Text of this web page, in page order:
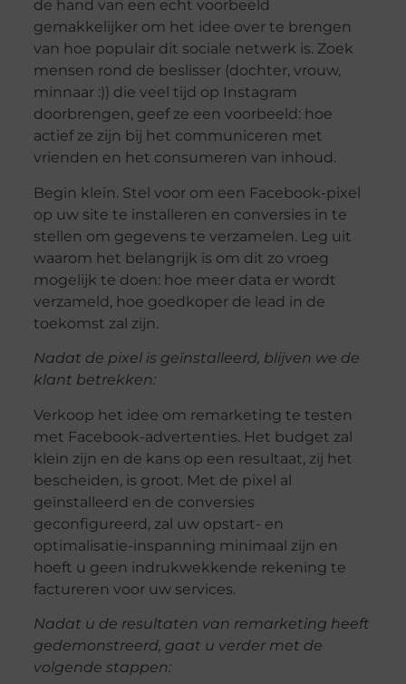
de hand van een echt voorbeeld
gemakkelijker om het idee over te brengen
van hoe populair dit sociale netwerk is. Zoek
mensen rond de beslisser (dochter, vrouw,
minnaar :)) die veel tijd op Instagram
doorbrengen, geef ze een voorbeeld: hoe
actief ze zijn bij het communiceren met
vrienden en het consumeren van inhoud.
Begin klein. Stel voor om een ​​Facebook-pixel
op uw site te installeren en conversies in te
stellen om gegevens te verzamelen. Leg uit
waarom het belangrijk is om dit zo vroeg
mogelijk te doen: hoe meer data er wordt
verzameld, hoe goedkoper de lead in de
toekomst zal zijn.
Nadat de pixel is geïnstalleerd, blijven we de
klant betrekken:
Verkoop het idee om remarketing te testen
met Facebook-advertenties. Het budget zal
klein zijn en de kans op een resultaat, zij het
bescheiden, is groot. Met de pixel al
geïnstalleerd en de conversies
geconfigureerd, zal uw opstart- en
optimalisatie-inspanning minimaal zijn en
hoeft u geen indrukwekkende rekening te
factureren voor uw services.
Nadat u de resultaten van remarketing heeft
gedemonstreerd, gaat u verder met de
volgende stappen: